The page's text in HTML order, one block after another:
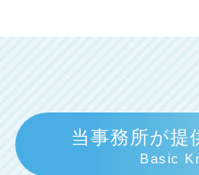
当事務所が提
Basic